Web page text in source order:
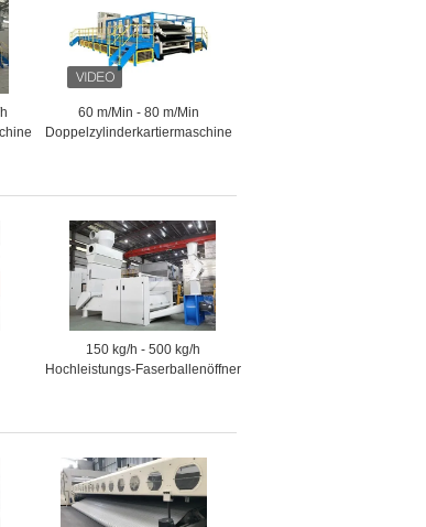
60 m/Min - 80 m/Min
Doppelzylinderkartiermaschine
150 kg/h - 500 kg/h
Hochleistungs-Faserballenöffner